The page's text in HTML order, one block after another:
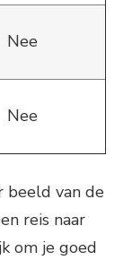
Nee
Nee
beeld van de
reis naar
om je goed